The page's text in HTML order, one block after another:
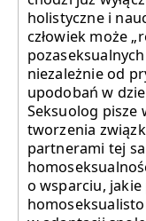
holistyczne i
człowiek może
niezależnie od
upodobań w
Seksuolog
tworzenia
partnerami tej
o wsparciu,